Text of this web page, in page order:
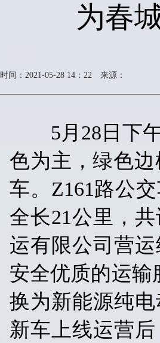
为春
时间：2021-05-28 14：22 来源：
5月28日下午
色为主，绿色
车。Z161路公
全长21公里，
运有限公司营
安全优质的运输
换为新能源纯
新车上线运营